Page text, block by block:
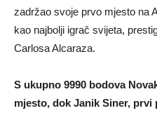
zadržao svoje prvo mjesto na
kao najbolji igrač svijeta,
Carlosa Alcaraza.
S ukupno 9990 bodova
mjesto, dok Janik Siner, prvi